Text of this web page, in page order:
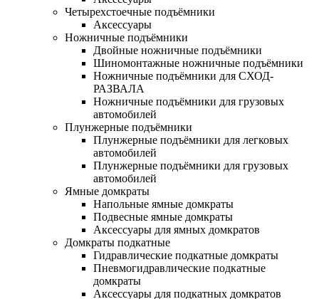
Четырехстоечные подъёмники
Аксессуары
Ножничные подъёмники
Двойные ножничные подъёмники
Шиномонтажные ножничные подъёмники
Ножничные подъёмники для СХОД-
РАЗВАЛА
Ножничные подъёмники для грузовых
автомобилей
Плунжерные подъёмники
Плунжерные подъёмники для легковых
автомобилей
Плунжерные подъёмники для грузовых
автомобилей
Ямные домкраты
Напольные ямные домкраты
Подвесные ямные домкраты
Аксессуары для ямных домкратов
Домкраты подкатные
Гидравлические подкатные домкраты
Пневмогидравлические подкатные
домкраты
Аксессуары для подкатных домкратов